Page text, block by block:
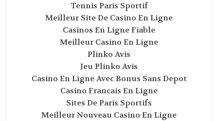
Tennis Paris Sportif
Meilleur Site De Casino En Ligne
Casinos En Ligne Fiable
Meilleur Casino En Ligne
Plinko Avis
Jeu Plinko Avis
Casino En Ligne Avec Bonus Sans Depot
Casino Francais En Ligne
Sites De Paris Sportifs
Meilleur Nouveau Casino En Ligne